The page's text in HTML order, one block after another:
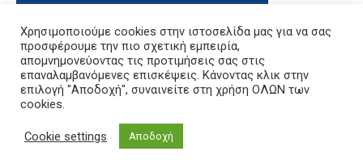
Δ.Δ.Ε. Καβάλας, Εθνικής Αντίστασης 20, Διοικητήριο, 5ος όροφος,
Καβάλα 65110
εμπιστευτική αλληλογραφία: empdkav@sch.gr
Χρησιμοποιούμε cookies στην ιστοσελίδα μας για να σας
προσφέρουμε την πιο σχετική εμπειρία,
απομνημονεύοντας τις προτιμήσεις σας στις
επαναλαμβανόμενες επισκέψεις. Κάνοντας κλικ στην
επιλογή "Αποδοχή", συναινείτε στη χρήση ΟΛΩΝ των
cookies.
Cookie settings Αποδοχή